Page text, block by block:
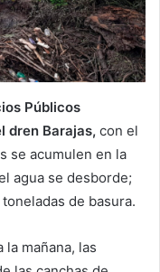
Públicos
dren Barajas, con el
se acumulen en la
agua se desborde;
de basura.
mañana, las